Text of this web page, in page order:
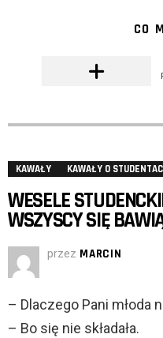
CO
KAWAŁY KAWAŁY O
WESELE
WSZYSCY SIĘ
przez MARCIN
– Dlaczego Pani młoda
– Bo się nie składała.